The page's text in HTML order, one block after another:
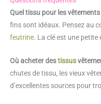
Quel tissu pour les
fins sont idéaux. Pensez au
feutrine. La clé est une
Où acheter destissus
chutes de tissu, les vieux
d’excellentes sources pour